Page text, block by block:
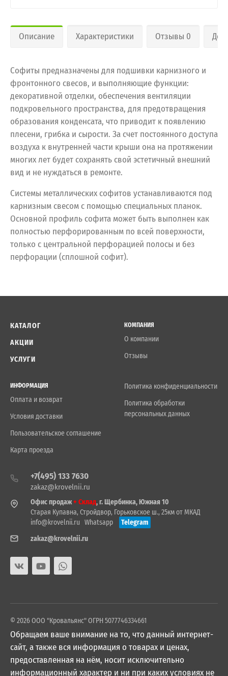
Описание Характеристики Отзывы 0
Софиты предназначены для подшивки карнизного и
фронтонного свесов, и выполняющие функции:
декоративной отделки, обеспечения вентиляции
подкровельного пространства, для предотвращения
образования конденсата, что приводит к появлению
плесени, грибка и сырости. За счет постоянного доступа
воздуха к внутренней части крыши она на протяжении
многих лет будет сохранять свой эстетичный внешний
вид и не нуждаться в ремонте.
Системы металлических софитов устанавливаются под
карнизным свесом с помощью специальных планок.
Основной профиль софита может быть выполнен как
полностью перфорированным по всей поверхности,
только с центральной перфорацией полосы и без
перфорации (сплошной софит).
КАТАЛОГ
АКЦИИ
УСЛУГИ
КОМПАНИЯ
О компании
Отзывы
ИНФОРМАЦИЯ
Оплата и возврат
Условия доставки
Пользовательское соглашение
Карта проезда
Политика конфиденциальности
Политика обработки
персональных данных
+7(495) 133 7630
zakaz@krovelnii.ru
Офис продаж+ Склад, г. Щербинка, Южная 10
Старая Купавна, Стройдвор, Горьковское ш., 25км от МКАД
info@krovelnii.ru Whatsapp
Telegram
zakaz@krovelnii.ru
© 2026 ООО "Кровальянс" ОГРН 5077746334661
Обращаем ваше внимание на то, что данный интернет-
сайт, а также вся информация о товарах и ценах,
предоставленная на нём, носит исключительно
информационный характер и ни при каких условиях не